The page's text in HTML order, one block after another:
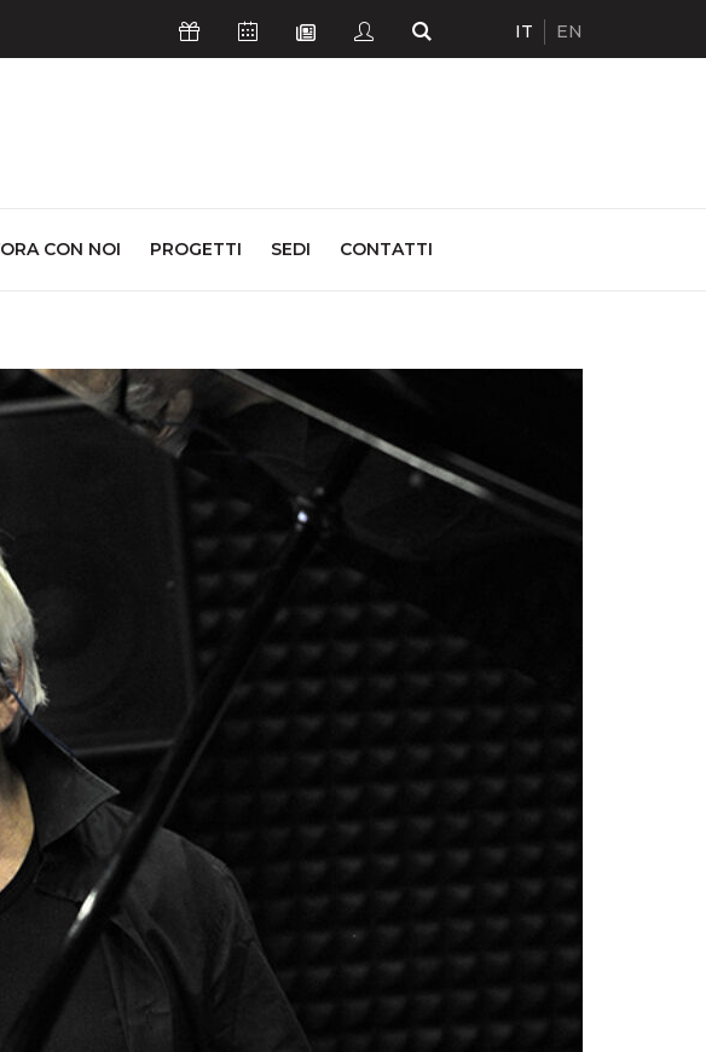
Icona SostieniciIcona Calendario Eventi
Icona Newsletter
Icona StudentiIcona Cerca
IT EN
CON NOI PROGETTI SEDI CONTATTI